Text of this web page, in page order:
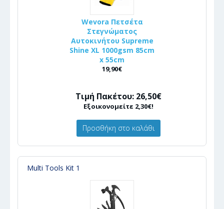
Wevora Πετσέτα
Στεγνώματος
Αυτοκινήτου Supreme
Shine XL 1000gsm 85cm
x 55cm
19,90€
Τιμή Πακέτου: 26,50€
Εξοικονομείτε 2,30€!
Προσθήκη στο καλάθι
Multi Tools Kit 1